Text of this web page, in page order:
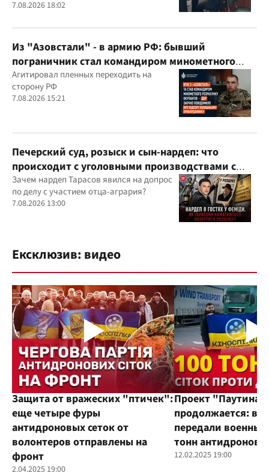
выше рыночной
7.08.2026 18:02
Из "Азовстали" - в армию РФ: бывший
пограничник стал командиром минометного
расчета оккупантов
Агитировал пленных переходить на
сторону РФ
7.08.2026 15:21
Печерский суд, розыск и сын-нардеп: что
происходит с уголовными производствами с
участием агробарона Тарасова?
Зачем нардеп Тарасов явился на допрос
по делу с участием отца-агрария?
7.08.2026 13:00
Ексклюзив: видео
Защита от вражеских "птичек":
еще четыре фуры
антидроновых сеток от
волонтеров отправлены на
фронт
2.04.2025 19:00
Проект "Паутина"
продолжается:
передали
тонн
12.02.2025 19:00